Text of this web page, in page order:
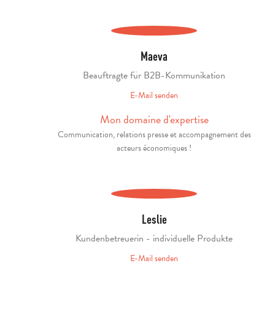
Maeva
Beauftragte für B2B-Kommunikation
E-Mail senden
Mon domaine d'expertise
Communication, relations presse et accompagnement des
acteurs économiques !
Leslie
Kundenbetreuerin - individuelle Produkte
E-Mail senden